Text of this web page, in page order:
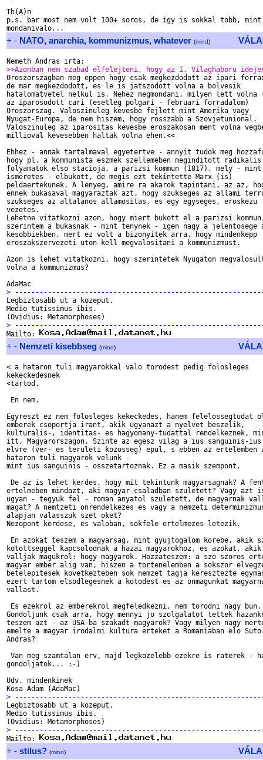
Th(A)n
p.s. bar most nem volt 100+ soros, de igy is sokkal tobb, mint
+ - NATO, anarchia, kommunizmus, whatever (mind)
>>Azonban nem szabad elfelejteni, hogy az I. Vilaghaboru
Oroszorszagban meg eppen hogy csak megkezdodott az ipari
de mar megkezdodott, es le is jatszodott volna a bolvesik
hatalomatvetel nelkul is. Nehez megmondani, milyen lett volna
az iparosodott cari (esetleg polgari - februari forradalom)
Oroszorszag. Valoszinuleg kevesbe fejlett mint Amerika vagy
Nyugat-Europa, de nem hiszem, hogy rosszabb a Szovjetunional.
Valoszinuleg az iparositas kevesbe eroszakosan ment volna
millioval kevesebben haltak volna ehen.<<
Ehhez - annak tartalmaval egyetertve - annyit tudok meg
hogy pl. a kommunista eszmek szellemeben meginditott radikalis
folyamatok elso stacioja, a parizsi kommun (1817), mely - mint
ismeretes - elbukott, de megis ezt tekintette Marx (is)
peldaertekunek. A lenyeg, amire ra akarok tapintani, az az,
ennek bukasaval magyaraztak azt, hogy szukseges az allami
szukseges az altalanos allamositas, es egy egyseges, eroskezu
vezetes.
Lehetne vitatkozni azon, hogy miert bukott el a parizsi
szerintem a bukasnak - mint tenynek - igen nagy a jelentosege
kesobbiekben, mert ez volt a bizonyitek arra, hogy mindenkepp
eroszakszervezeti uton kell megvalositani a kommunizmust.
Azon is lehet vitatkozni, hogy szerintetek Nyugaton
volna a kommunizmus?
>
Legbiztosabb ut a kozeput.
Medio tutissimus ibis.
>
Mailto:
+ - Nemzeti kisebbseg (mind)
< a hataron tuli magyarokkal valo torodest pedig folosleges
kekeckedesnek
<tartod.
En nem.
Egyreszt ez nem folosleges kekeckedes, hanem felelossegtudat
emberek csoportja irant, akik ugyanazt a nyelvet beszelik,
kulturalis-, identitas- es hagyomany-tudattal rendelkeznek,
itt, Magyarorszagon. Szinte az egesz vilag a ius sanguinis-
elvre (ver- es teruleti kozosseg) epul, s ebben az ertelemben
hataron tuli magyarok velunk -
mint ius sanguinis - osszetartoznak. Ez a masik szempont.
De az is lehet kerdes, hogy mit tekintunk magyarsagnak? A
ertelmeben mindazt, aki magyar csaladban szuletett? Vagy azt
ugyan - tegyuk fel - roman anyatol szuletett, de magyarnak
magat? A nemtzeti onrendelkezes es vagy a nemzeti
alapjan valasszuk szet oket?
Nezopont kerdese, es valoban, sokfele ertelmezes letezik.
En azokat teszem a magyarsag, mint gyujtogalom korebe, akik
kotottseggel kapcsolodnak a hazai magyarokhoz, es azokat, akik
valljak magukrol: hogy magyarok. Hozzateszem: a szo szoros
magyar ember alig van, hiszen a tortenelemben a sokszor
betelepitesek kovetkezteben sok nemzet tagja keresztezte
ezert tartom elsodlegesnek a kotodest es az onmagunkat
vallast.
Es ezekrol az emberekrol megfeledkezni, nem torodni nagy bun.
Gondoljunk csak arra, hogy mennyi jo szolgalatot tettek
teszem azt - az USA-ba szakadt magyarok? Vagy milyen nagy
emelte a magyar irodalmi kultura erteket a Romaniaban elo Suto
Andras?
Van meg szamtalan erv, majd legkozelebb ezekre is raterek -
gondoljatok... :-)
Udv. mindenkinek
>
Legbiztosabb ut a kozeput.
Medio tutissimus ibis.
>
Mailto:
+ - stilus? (mind)